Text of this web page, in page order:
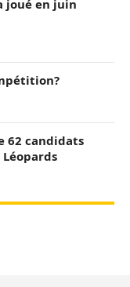
joué en juin
62 candidats